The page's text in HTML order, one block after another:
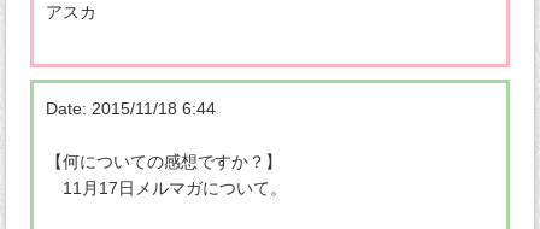
アスカ
Date: 2015/11/18 6:44
【何についての感想ですか？】
11月17日メルマガについて。